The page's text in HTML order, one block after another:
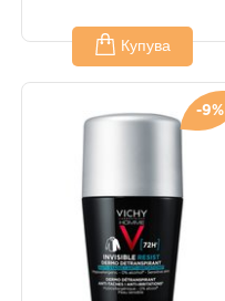
Купува
-9%